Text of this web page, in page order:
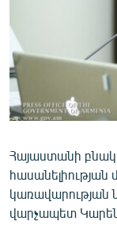
ՄՇԱԿՈՒՅԹ
ՍՊՈՐՏ
ԿՈՐՈՆԱՎԻՐՈՒՍ
ԱՐԽԻՎ
ՏԵՍԱՆՅՈՒԹԵՐ
Հայաստանի
կառավարության
վարչապետ